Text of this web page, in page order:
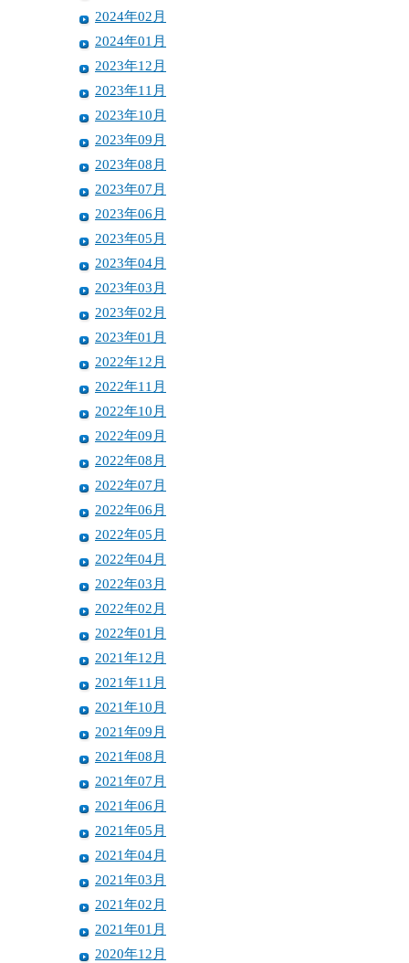
2024年02月
2024年01月
2023年12月
2023年11月
2023年10月
2023年09月
2023年08月
2023年07月
2023年06月
2023年05月
2023年04月
2023年03月
2023年02月
2023年01月
2022年12月
2022年11月
2022年10月
2022年09月
2022年08月
2022年07月
2022年06月
2022年05月
2022年04月
2022年03月
2022年02月
2022年01月
2021年12月
2021年11月
2021年10月
2021年09月
2021年08月
2021年07月
2021年06月
2021年05月
2021年04月
2021年03月
2021年02月
2021年01月
2020年12月